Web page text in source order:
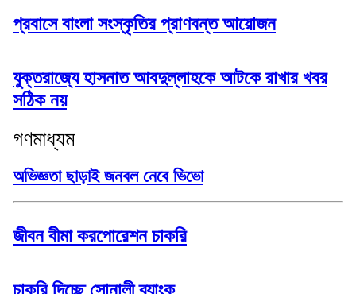
প্রবাসে বাংলা সংস্কৃতির প্রাণবন্ত আয়োজন
যুক্তরাজ্যে হাসনাত আবদুল্লাহকে আটকে রাখার খবর
সঠিক নয়
গণমাধ্যম
অভিজ্ঞতা ছাড়াই জনবল নেবে ভিভো
জীবন বীমা করপোরেশন চাকরি